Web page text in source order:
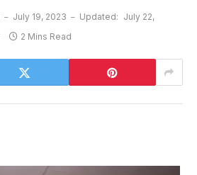
July 19, 2023 Updated: July 22,
2 Mins Read